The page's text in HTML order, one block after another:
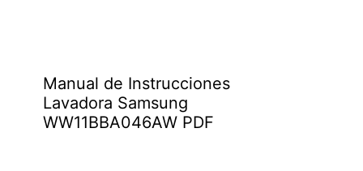
Manual de Instrucciones
Lavadora Samsung
WW11BBA046AW PDF